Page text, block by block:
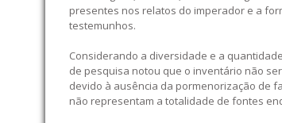
presentes nos relatos do imperador e a
testemunhos.
Considerando a diversidade e a
de pesquisa notou que o inventário não
devido à ausência da pormenorização de
não representam a totalidade de fontes